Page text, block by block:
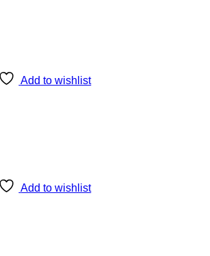
Add to wishlist
Add to wishlist